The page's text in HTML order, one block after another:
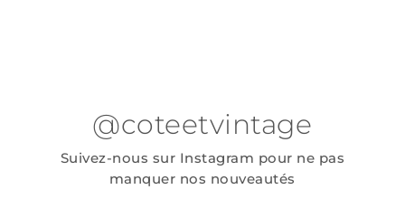
@coteetvintage
Suivez-nous sur Instagram pour ne pas
manquer nos nouveautés